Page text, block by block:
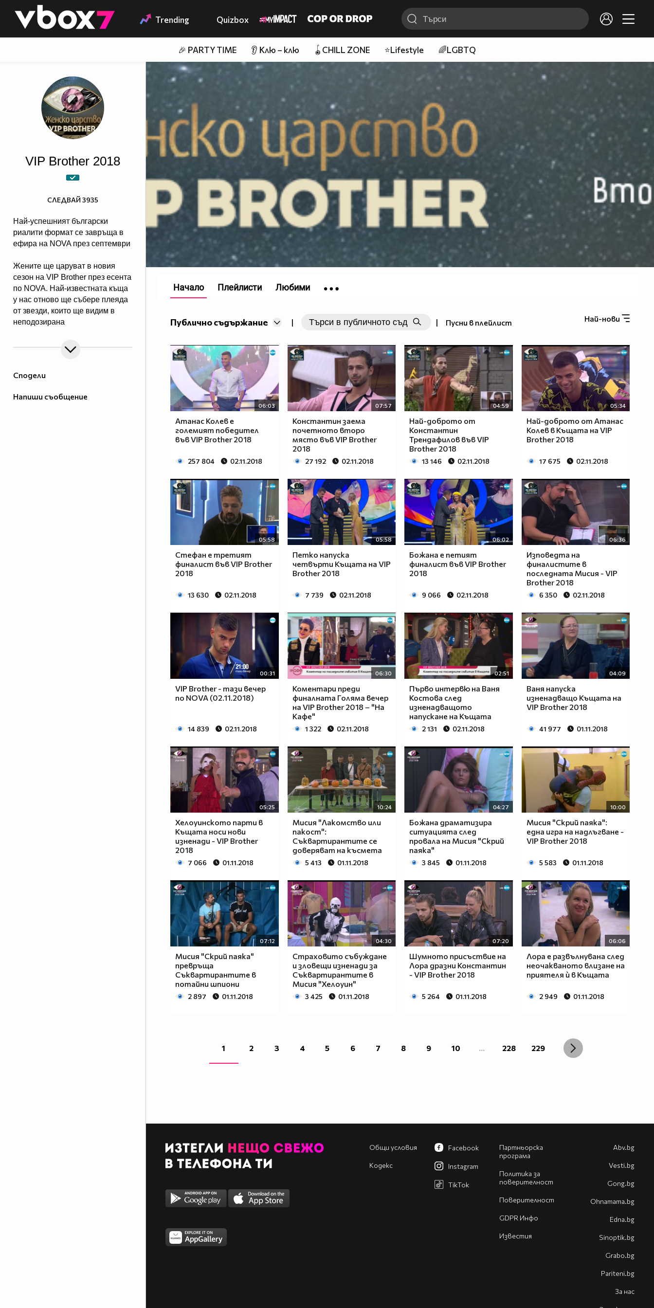
👾 Trending Quizbox
🎉 PARTY TIME 👂 Клю – клю 🪀CHILL ZONE ⭐Lifestyle 🌈LGBTQ
Сподели
Напиши съобщение
VIP Brother 2018
Най-успешният български
риалити формат се завръща в
ефира на NOVA през септември
Жените ще царуват в новия
сезон на VIP Brother през есента
по NOVA. Най-известната къща
у нас отново ще събере плеяда
от звезди, които ще видим в
неподозирана
основите на риалити
телевизията в България, се
темата "Женско царство“
но и цялата отговорност в
СЛЕДВАЙ 3935
Най-нови
Публично съдържание | | Пусни в плейлист
06:03
Атанас Колев е
големият победител
във VIP Brother 2018
257 804 02.11.2018
07:57
Константин заема
почетното второ
място във VIP Brother
2018
27 192 02.11.2018
04:59
Най-доброто от
Константин
Трендафилов във VIP
Brother 2018
13 146 02.11.2018
05:34
Най-доброто от Атанас
Колев в Къщата на VIP
Brother 2018
17 675 02.11.2018
05:58
Стефан е третият
финалист във VIP Brother
2018
13 630 02.11.2018
05:58
Петко напуска
четвърти Къщата на VIP
Brother 2018
7 739 02.11.2018
06:02
Божана e петият
финалист във VIP Brother
2018
9 066 02.11.2018
06:36
Изповедта на
финалистите в
последната Мисия - VIP
Brother 2018
6 350 02.11.2018
00:31
VIP Brother - тази вечер
по NOVA (02.11.2018)
14 839 02.11.2018
06:30
Коментари преди
финалната Голяма вечер
на VIP Brother 2018 – "На
Кафе"
1 322 02.11.2018
02:51
Първо интервю на Ваня
Костова след
изненадващото
напускане на Къщата
2 131 02.11.2018
04:09
Ваня напуска
изненадващо Къщата на
VIP Brother 2018
41 977 01.11.2018
05:25
Хелоуинското парти в
Къщата носи нови
изненади - VIP Brother
2018
7 066 01.11.2018
10:24
Мисия "Лакомство или
пакост":
Съквартирантите се
доверяват на късмета
5 413 01.11.2018
04:27
Божана драматизира
ситуацията след
провала на Мисия "Скрий
паяка"
3 845 01.11.2018
10:00
Мисия "Скрий паяка":
една игра на надлъгване -
VIP Brother 2018
5 583 01.11.2018
07:12
Мисия "Скрий паяка"
превръща
Съквартирантите в
потайни шпиони
2 897 01.11.2018
04:30
Страховито събуждане
и зловещи изненади за
Съквартирантите в
Мисия "Хелоуин"
3 425 01.11.2018
07:20
Шумното присъствие на
Лора дразни Константин
- VIP Brother 2018
5 264 01.11.2018
06:06
Лора е развълнувана след
неочакваното влизане на
приятеля ѝ в Къщата
2 949 01.11.2018
1 2 3 4 5 6 7 8 9 10 ... 228 229
Начало Плейлисти Любими
Общи условия
Кодекс
Партньорска
програма
Политика за
поверителност
Поверителност
GDPR Инфо
Известия
Facebook
Instagram
TikTok
Abv.bg
Vesti.bg
Gong.bg
Оhnamama.bg
Edna.bg
Sinoptik.bg
Grabo.bg
Pariteni.bg
За нас